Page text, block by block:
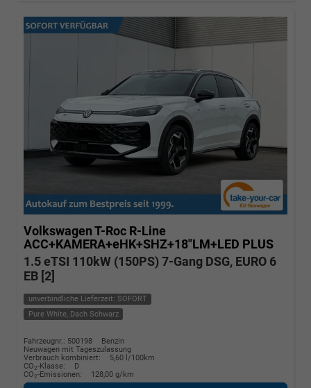
Volkswagen T-Roc R-Line
ACC+KAMERA+eHK+SHZ+18"LM+LED PLUS
1.5 eTSI 110kW (150PS) 7-Gang DSG, EURO 6
EB [2]
unverbindliche Lieferzeit: SOFORT
Pure White, Dach Schwarz
Fahrzeugnr.: 500198
Benzin
Neuwagen mit Tageszulassung
Verbrauch kombiniert:
5,60 l/100km
CO2-Klasse:
D
CO2-Emissionen: 128,00 g/km